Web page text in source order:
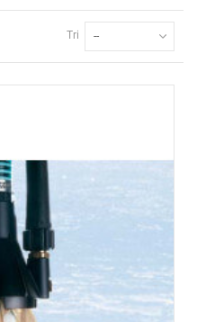
Tri --